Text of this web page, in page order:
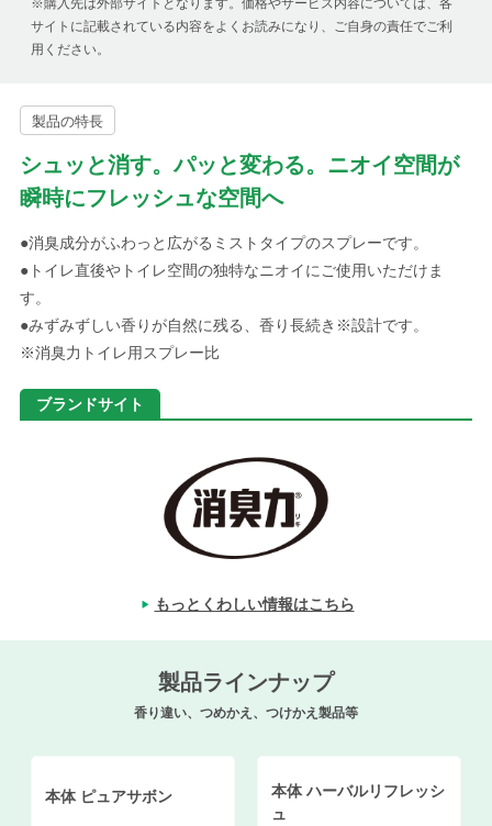
※購入先は外部サイトとなります。価格やサービス内容については、各
サイトに記載されている内容をよくお読みになり、ご自身の責任でご利
用ください。
製品の特長
シュッと消す。パッと変わる。ニオイ空間が
瞬時にフレッシュな空間へ
●消臭成分がふわっと広がるミストタイプのスプレーです。
●トイレ直後やトイレ空間の独特なニオイにご使用いただけま
す。
●みずみずしい香りが自然に残る、香り長続き※設計です。
※消臭力トイレ用スプレー比
ブランドサイト
もっとくわしい情報はこちら
製品ラインナップ
香り違い、つめかえ、つけかえ製品等
本体 ピュアサボン
本体 ハーバルリフレッシ
ュ